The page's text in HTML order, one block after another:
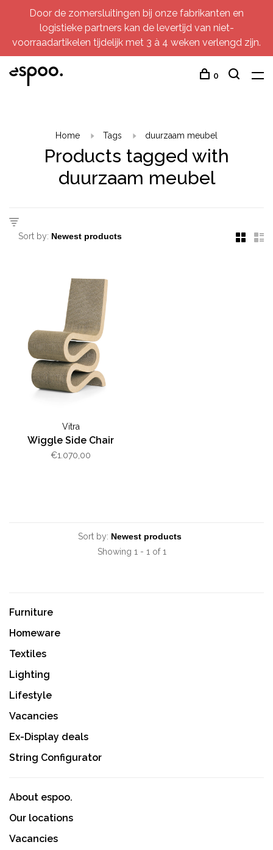
Door de zomersluitingen bij onze fabrikanten en
logistieke partners kan de levertijd van niet-
voorraadartikelen tijdelijk met 3 à 4 weken verlengd zijn.
0
Home Tags duurzaam meubel
Products tagged with
duurzaam meubel
Sort by:
Vitra
Wiggle Side Chair
€1.070,00
Sort by:
Showing 1 - 1 of 1
Furniture
Homeware
Textiles
Lighting
Lifestyle
Vacancies
Ex-Display deals
String Configurator
About espoo.
Our locations
Vacancies